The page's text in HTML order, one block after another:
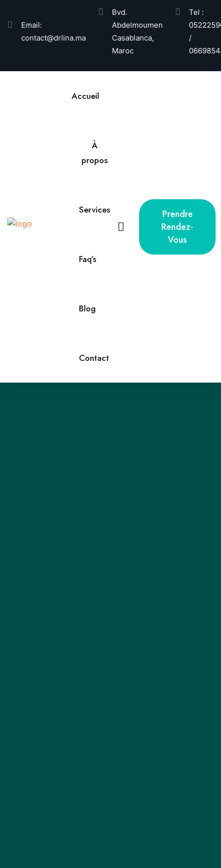
Email:
contact@drlina.ma
Bvd.
Abdelmoumen
Casablanca,
Maroc
Tel :
/
Accueil
À
propos
Services
Faq’s
Blog
Contact
Prendre
Rendez-
Vous